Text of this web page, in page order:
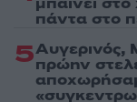
πάντα στο
5Αυγερινός,
πρώην